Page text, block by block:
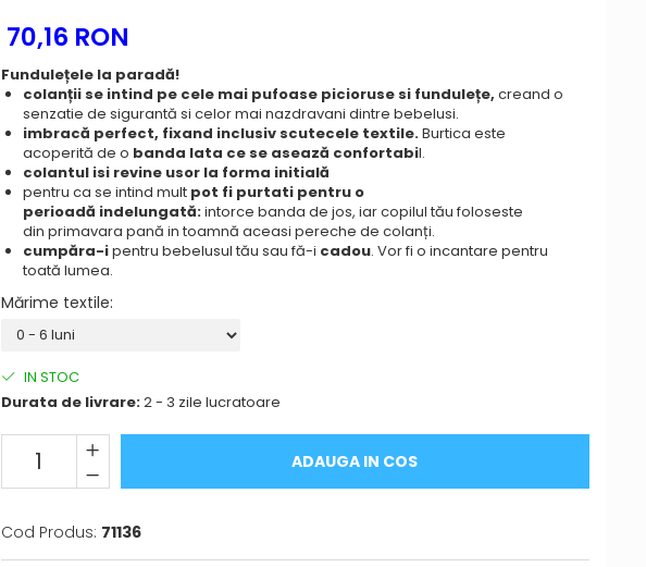
70,16 RON
Fundulețele la paradă!
colanții se intind pe cele mai pufoase picioruse si fundulețe, creand o
senzatie de sigurantă si celor mai nazdravani dintre bebelusi.
imbracă perfect, fixand inclusiv scutecele textile.Burtica este
acoperită de o banda lata ce se asează confortabil.
colantul isi revine usor la forma initială
pentru ca se intind mult pot fi purtati pentru o
perioadă indelungată:intorce banda de jos, iar copilul tău foloseste
din primavara pană in toamnă aceasi pereche de colanți.
cumpăra-ipentru bebelusul tău sau fă-i cadou. Vor fi o incantare pentru
toată lumea.
Mărime textile:
IN STOC
Durata de livrare:2 - 3 zile lucratoare
ADAUGA IN COS
Cod Produs: 71136